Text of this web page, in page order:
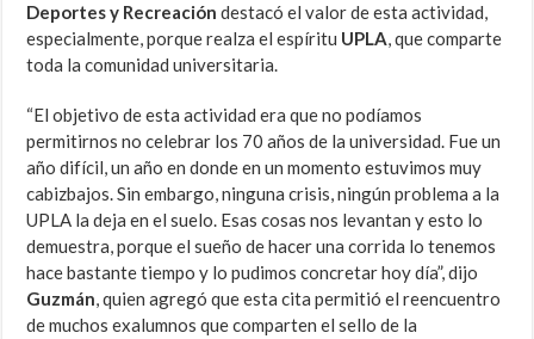
Deportes y Recreación destacó el valor de esta actividad,
especialmente, porque realza el espíritu UPLA, que comparte
toda la comunidad universitaria.
“El objetivo de esta actividad era que no podíamos
permitirnos no celebrar los 70 años de la universidad. Fue un
año difícil, un año en donde en un momento estuvimos muy
cabizbajos. Sin embargo, ninguna crisis, ningún problema a la
UPLA la deja en el suelo. Esas cosas nos levantan y esto lo
demuestra, porque el sueño de hacer una corrida lo tenemos
hace bastante tiempo y lo pudimos concretar hoy día”, dijo
Guzmán, quien agregó que esta cita permitió el reencuentro
de muchos exalumnos que comparten el sello de la